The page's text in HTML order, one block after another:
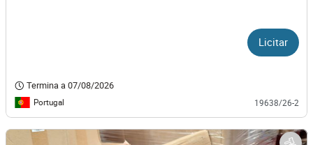
Licitar
Termina a07/08/2026
Portugal 19638/26-2